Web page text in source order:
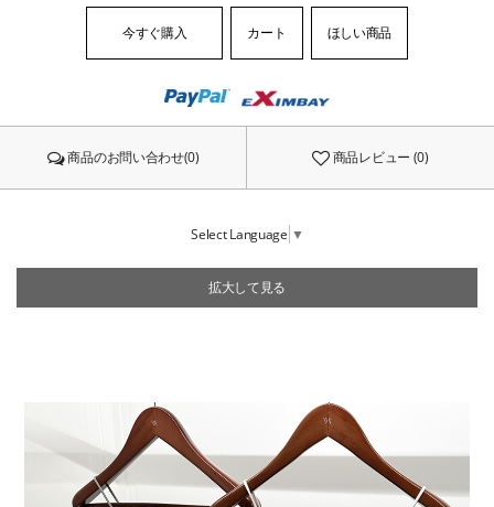
今すぐ購入 カート ほしい商品
商品のお問い合わせ(0) 商品レビュー (0)
Select Language ▼
拡大して見る